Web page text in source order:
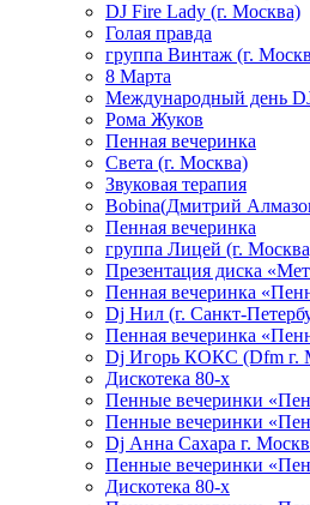
DJ Fire Lady (г. Москва)
Голая правда
группа Винтаж (г.
8 Марта
Международный день
Рома Жуков
Пенная вечеринка
Света (г. Москва)
Звуковая терапия
Bobina(Дмитрий
Пенная вечеринка
группа Лицей (г.
Презентация диска
Пенная вечеринка
Dj Нил (г. Санкт-
Пенная вечеринка
Dj Игорь КОКС (Dfm г.
Дискотека 80-х
Пенные вечеринки
Пенные вечеринки
Dj Анна Сахара г.
Пенные вечеринки
Дискотека 80-х